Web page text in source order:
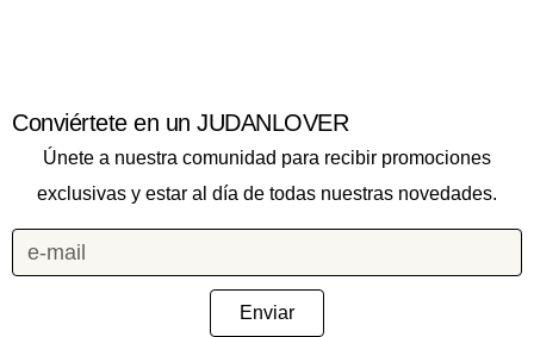
Conviértete en un JUDANLOVER
Únete a nuestra comunidad para recibir promociones
exclusivas y estar al día de todas nuestras novedades.
Enviar